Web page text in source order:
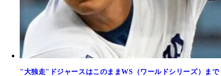
"大独走"ドジャースはこのままWS（ワールドシリーズ）まで